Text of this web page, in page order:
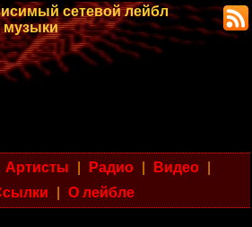
сетевой лейбл
музыки
Артисты Радио Видео
О лейбле